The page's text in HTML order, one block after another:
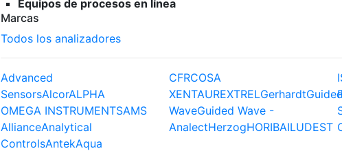
Equipos de procesos en línea
Marcas
Todos los analizadores
Advanced
SensorsAlcorALPHA
OMEGA INSTRUMENTSAMS
AllianceAnalytical
ControlsAntekAqua
CFRCOSA
XENTAUREXTRELGerhardt
WaveGuided Wave -
AnalectHerzogHORIBAILUDEST